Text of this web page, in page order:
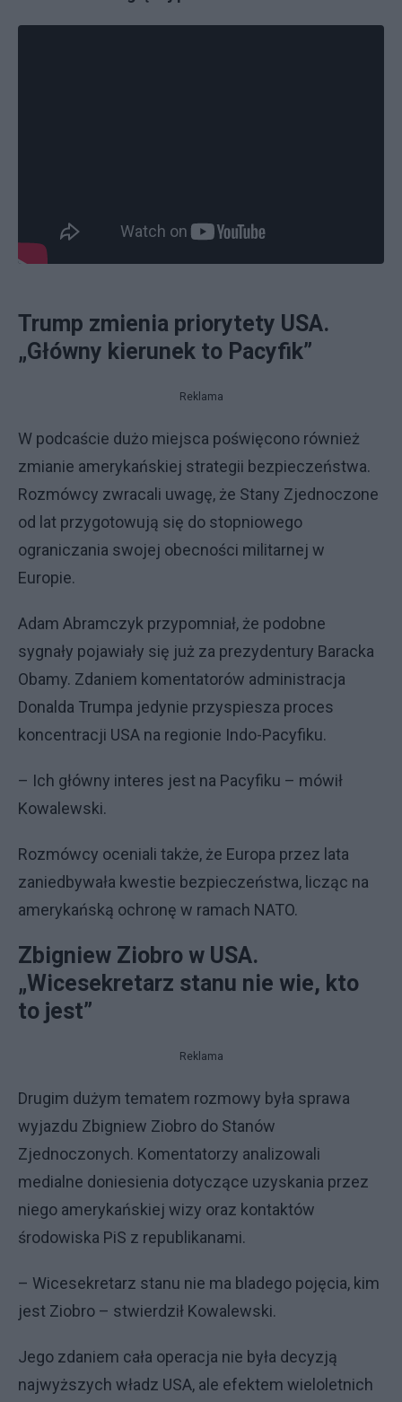
Trump zmienia priorytety USA.
„Główny kierunek to Pacyfik”
Reklama
W podcaście dużo miejsca poświęcono również
zmianie amerykańskiej strategii bezpieczeństwa.
Rozmówcy zwracali uwagę, że Stany Zjednoczone
od lat przygotowują się do stopniowego
ograniczania swojej obecności militarnej w
Europie.
Adam Abramczyk przypomniał, że podobne
sygnały pojawiały się już za prezydentury Baracka
Obamy. Zdaniem komentatorów administracja
Donalda Trumpa jedynie przyspiesza proces
koncentracji USA na regionie Indo-Pacyfiku.
– Ich główny interes jest na Pacyfiku – mówił
Kowalewski.
Rozmówcy oceniali także, że Europa przez lata
zaniedbywała kwestie bezpieczeństwa, licząc na
amerykańską ochronę w ramach NATO.
Zbigniew Ziobro w USA.
„Wicesekretarz stanu nie wie, kto
to jest”
Reklama
Drugim dużym tematem rozmowy była sprawa
wyjazdu Zbigniew Ziobro do Stanów
Zjednoczonych. Komentatorzy analizowali
medialne doniesienia dotyczące uzyskania przez
niego amerykańskiej wizy oraz kontaktów
środowiska PiS z republikanami.
– Wicesekretarz stanu nie ma bladego pojęcia, kim
jest Ziobro – stwierdził Kowalewski.
Jego zdaniem cała operacja nie była decyzją
najwyższych władz USA, ale efektem wieloletnich